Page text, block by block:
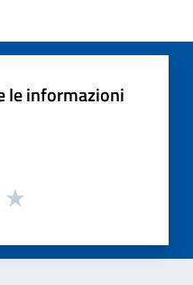
le informazioni